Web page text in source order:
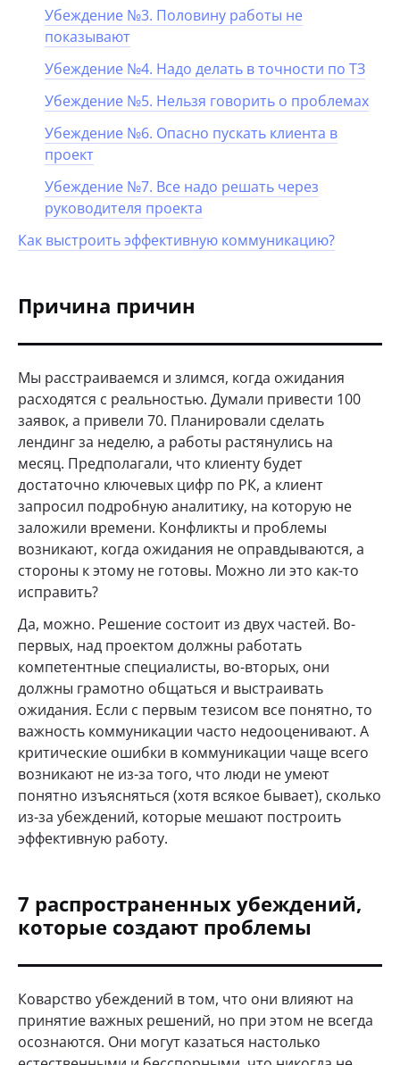
Убеждение №3. Половину работы не
показывают
Убеждение №4. Надо делать в точности по ТЗ
Убеждение №5. Нельзя говорить о проблемах
Убеждение №6. Опасно пускать клиента в
проект
Убеждение №7. Все надо решать через
руководителя проекта
Как выстроить эффективную коммуникацию?
Причина причин
Мы расстраиваемся и злимся, когда ожидания
расходятся с реальностью. Думали привести 100
заявок, а привели 70. Планировали сделать
лендинг за неделю, а работы растянулись на
месяц. Предполагали, что клиенту будет
достаточно ключевых цифр по РК, а клиент
запросил подробную аналитику, на которую не
заложили времени. Конфликты и проблемы
возникают, когда ожидания не оправдываются, а
стороны к этому не готовы. Можно ли это как-то
исправить?
Да, можно. Решение состоит из двух частей. Во-
первых, над проектом должны работать
компетентные специалисты, во-вторых, они
должны грамотно общаться и выстраивать
ожидания. Если с первым тезисом все понятно, то
важность коммуникации часто недооценивают. А
критические ошибки в коммуникации чаще всего
возникают не из-за того, что люди не умеют
понятно изъясняться (хотя всякое бывает), сколько
из-за убеждений, которые мешают построить
эффективную работу.
7 распространенных убеждений,
которые создают проблемы
Коварство убеждений в том, что они влияют на
принятие важных решений, но при этом не всегда
осознаются. Они могут казаться настолько